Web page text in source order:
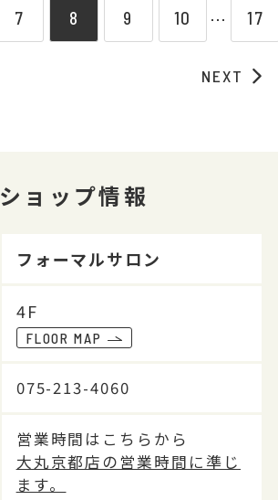
7 8 9 10 ⋯ 17
NEXT
ショップ情報
フォーマルサロン
4F
FLOOR MAP
075-213-4060
営業時間はこちらから
大丸京都店の営業時間に準じ
ます。